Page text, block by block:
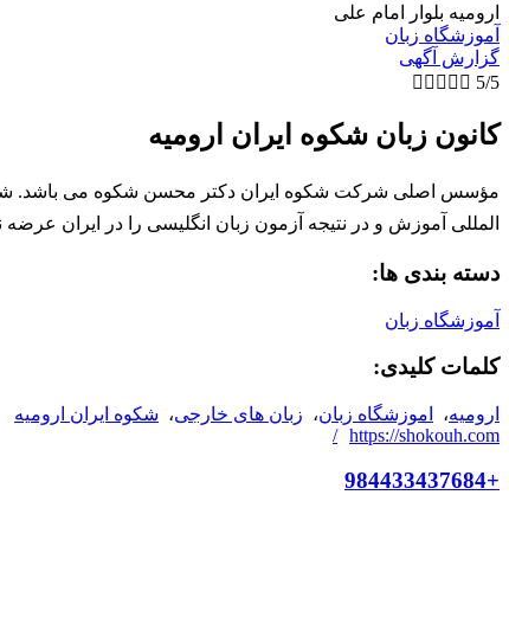
ارومیه بلوار امام علی
آموزشگاه زبان
گزارش آگهی
     5/5
کانون زبان شکوه ایران ارومیه
مؤسس اصلی شرکت شکوه ایران دکتر محسن شکوه می باشد. شکوه
المللی آموزش و در نتیجه آزمون زبان انگلیسی را در ایران عرضه
دسته بندی ها:
آموزشگاه زبان
کلمات کلیدی:
ارومیه، اموزشگاه زبان، زبان های خارجی، شکوه ایران ارومیه
https://shokouh.com/
+984433437684